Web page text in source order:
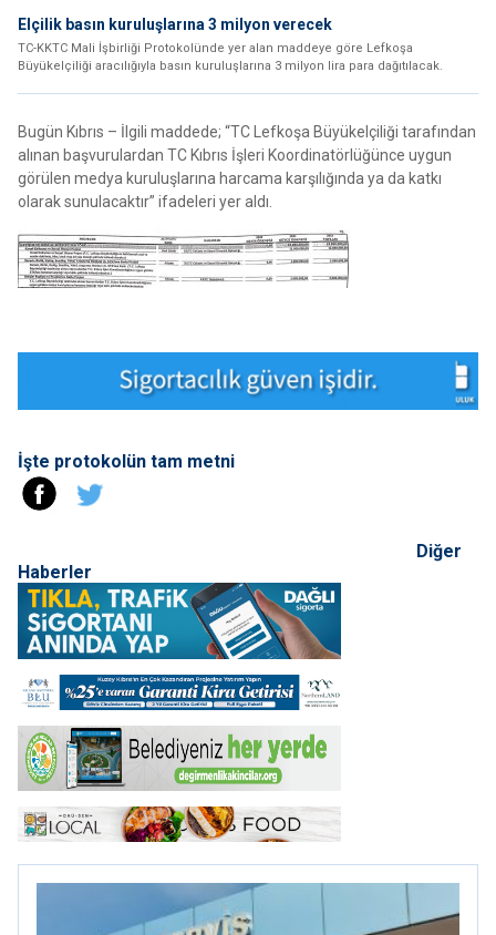
Elçilik basın kuruluşlarına 3 milyon verecek
TC-KKTC Mali İşbirliği Protokolünde yer alan maddeye göre Lefkoşa
Büyükelçiliği aracılığıyla basın kuruluşlarına 3 milyon lira para dağıtılacak.
Bugün Kıbrıs – İlgili maddede; “TC Lefkoşa Büyükelçiliği tarafından
alınan başvurulardan TC Kıbrıs İşleri Koordinatörlüğünce uygun
görülen medya kuruluşlarına harcama karşılığında ya da katkı
olarak sunulacaktır” ifadeleri yer aldı.
İşte protokolün tam metni
Diğer
Haberler